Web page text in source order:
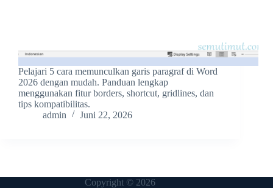
Pelajari 5 cara memunculkan garis paragraf di Word
2026 dengan mudah. Panduan lengkap
menggunakan fitur borders, shortcut, gridlines, dan
tips kompatibilitas.
admin
Juni 22, 2026
Copyright © 2026